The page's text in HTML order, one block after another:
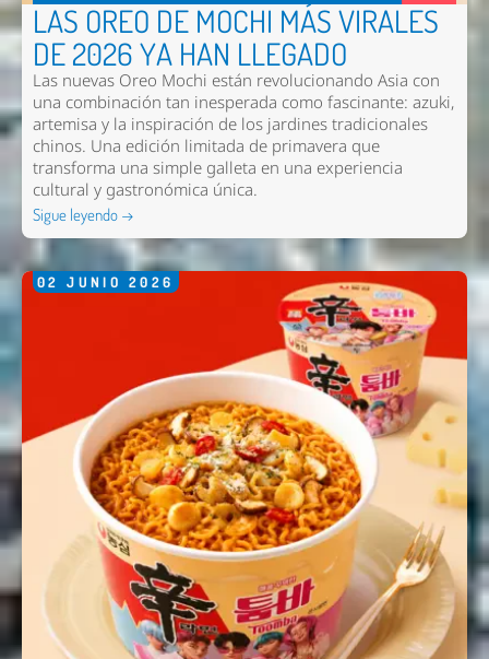
LAS OREO DE MOCHI MÁS VIRALES
DE 2026 YA HAN LLEGADO
Las nuevas Oreo Mochi están revolucionando Asia con
una combinación tan inesperada como fascinante: azuki,
artemisa y la inspiración de los jardines tradicionales
chinos. Una edición limitada de primavera que
transforma una simple galleta en una experiencia
cultural y gastronómica única.
Sigue leyendo →
02 JUNIO 2026